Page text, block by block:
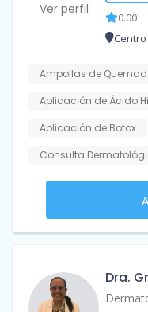
Ver perfil
0.00
Ampollas de
Aplicación de Ácido
Aplicación de Botox
Consulta
Dra.